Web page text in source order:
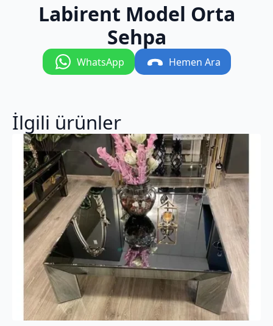
Labirent Model Orta
Sehpa
WhatsApp Hemen Ara
İlgili ürünler